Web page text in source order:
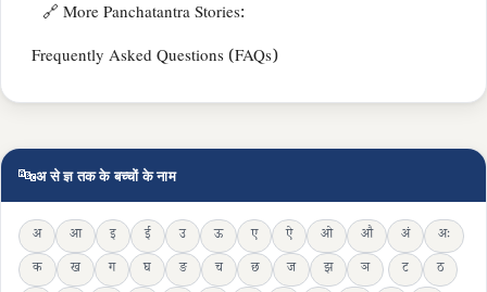
🔗 More Panchatantra Stories:
Frequently Asked Questions (FAQs)
🔤अ से ज्ञ तक के बच्चों के नाम
अ आ इ ई उ ऊ ए ऐ ओ औ अं
अः
क
ख ग घ ङ च छ ज झ ञ ट
ठ